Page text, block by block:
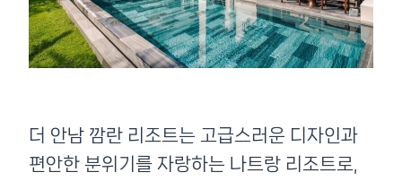
더 안남 깜란 리조트는 고급스러운 디자인과
편안한 분위기를 자랑하는 나트랑 리조트로,